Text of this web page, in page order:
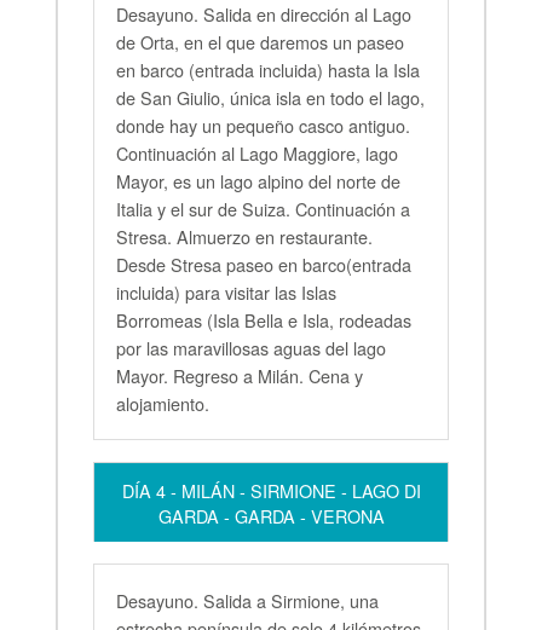
Desayuno. Salida en dirección al Lago
de Orta, en el que daremos un paseo
en barco (entrada incluida) hasta la Isla
de San Giulio, única isla en todo el lago,
donde hay un pequeño casco antiguo.
Continuación al Lago Maggiore, lago
Mayor, es un lago alpino del norte de
Italia y el sur de Suiza. Continuación a
Stresa. Almuerzo en restaurante.
Desde Stresa paseo en barco(entrada
incluida) para visitar las Islas
Borromeas (Isla Bella e Isla, rodeadas
por las maravillosas aguas del lago
Mayor. Regreso a Milán. Cena y
alojamiento.
DÍA 4 - MILÁN - SIRMIONE - LAGO DI
GARDA - GARDA - VERONA
Desayuno. Salida a Sirmione, una